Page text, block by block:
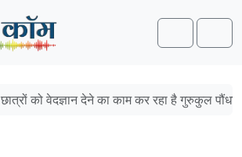
Search
छात्रों को वेदज्ञान देने का काम कर रहा है गुरुकुल पौंधा-